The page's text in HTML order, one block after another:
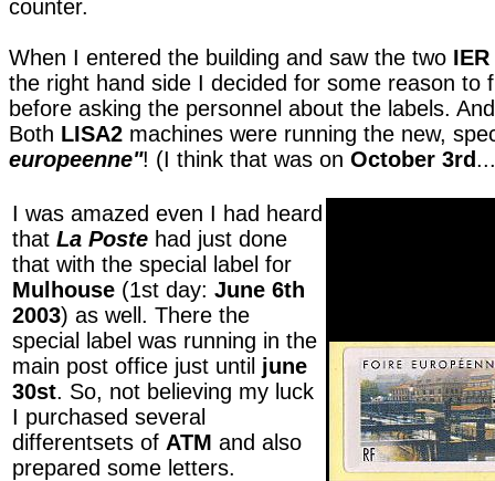
counter.
When I entered the building and saw the two
the right hand side I decided for some reason to
before asking the personnel about the labels.
Both LISA2 machines were running the new,
europeenne"! (I think that was on October 3rd
I was amazed even I had heard
that La Poste had just done
that with the special label for
Mulhouse (1st day: June 6th
2003) as well. There the
special label was running in the
main post office just until june
30st. So, not believing my luck
I purchased several
differentsets of ATM and also
prepared some letters.